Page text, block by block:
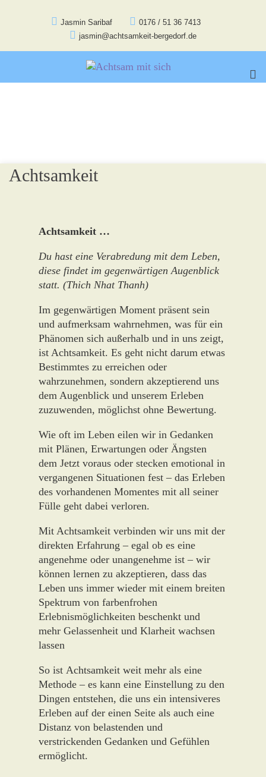
Skip
Jasmin Saribaf
0176 / 51 36 7413
jasmin@achtsamkeit-bergedorf.de
Achtsam mit sich
Achtsamkeit – Yoga –
Achtsamkeit
Achtsamkeit …
Du hast eine Verabredung mit dem Leben,
diese findet im gegenwärtigen Augenblick
statt. (Thich Nhat Thanh)
Im gegenwärtigen Moment präsent sein
und aufmerksam wahrnehmen, was für ein
Phänomen sich außerhalb und in uns zeigt,
ist Achtsamkeit. Es geht nicht darum etwas
Bestimmtes zu erreichen oder
wahrzunehmen, sondern akzeptierend uns
dem Augenblick und unserem Erleben
zuzuwenden, möglichst ohne Bewertung.
Wie oft im Leben eilen wir in Gedanken
mit Plänen, Erwartungen oder Ängsten
dem Jetzt voraus oder stecken emotional in
vergangenen Situationen fest – das Erleben
des vorhandenen Momentes mit all seiner
Fülle geht dabei verloren.
Mit Achtsamkeit verbinden wir uns mit der
direkten Erfahrung – egal ob es eine
angenehme oder unangenehme ist – wir
können lernen zu akzeptieren, dass das
Leben uns immer wieder mit einem breiten
Spektrum von farbenfrohen
Erlebnismöglichkeiten beschenkt und
mehr Gelassenheit und Klarheit wachsen
lassen
So ist Achtsamkeit weit mehr als eine
Methode – es kann eine Einstellung zu den
Dingen entstehen, die uns ein intensiveres
Erleben auf der einen Seite als auch eine
Distanz von belastenden und
verstrickenden Gedanken und Gefühlen
ermöglicht.